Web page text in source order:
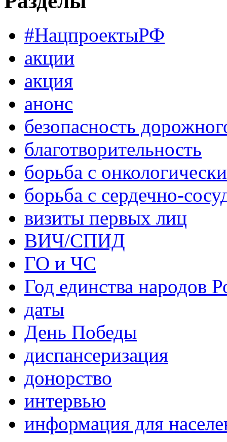
#НацпроектыРФ
акции
акция
анонс
безопасность
благотворительность
борьба с
борьба с сердечно-
визиты первых лиц
ВИЧ/СПИД
ГО и ЧС
Год единства народов
даты
День Победы
диспансеризация
донорство
интервью
информация для